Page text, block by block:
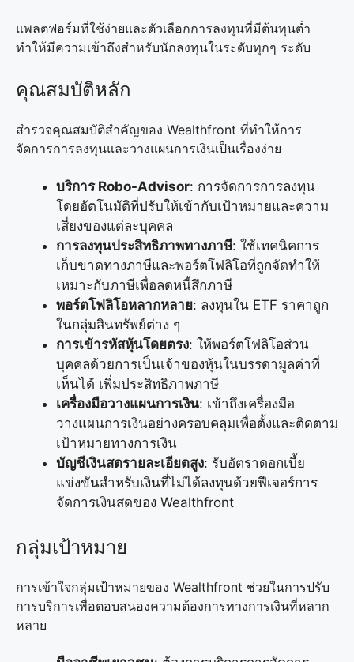
แพลตฟอร์มที่ใช้ง่ายและตัวเลือกการลงทุนที่มีต้นทุนต่ำ
ทำให้มีความเข้าถึงสำหรับนักลงทุนในระดับทุกๆ ระดับ
คุณสมบัติหลัก
สำรวจคุณสมบัติสำคัญของ Wealthfront ที่ทำให้การ
จัดการการลงทุนและวางแผนการเงินเป็นเรื่องง่าย
บริการ Robo-Advisor: การจัดการการลงทุน
โดยอัตโนมัติที่ปรับให้เข้ากับเป้าหมายและความ
เสี่ยงของแต่ละบุคคล
การลงทุนประสิทธิภาพทางภาษี: ใช้เทคนิคการ
เก็บขาดทางภาษีและพอร์ตโฟลิโอที่ถูกจัดทำให้
เหมาะกับภาษีเพื่อลดหนี้สึกภาษี
พอร์ตโฟลิโอหลากหลาย: ลงทุนใน ETF ราคาถูก
ในกลุ่มสินทรัพย์ต่าง ๆ
การเข้ารหัสหุ้นโดยตรง: ให้พอร์ตโฟลิโอส่วน
บุคคลด้วยการเป็นเจ้าของหุ้นในบรรดามูลค่าที่
เห็นได้ เพิ่มประสิทธิภาพภาษี
เครื่องมือวางแผนการเงิน: เข้าถึงเครื่องมือ
วางแผนการเงินอย่างครอบคลุมเพื่อตั้งและติดตาม
เป้าหมายทางการเงิน
บัญชีเงินสดรายละเอียดสูง: รับอัตราดอกเบี้ย
แข่งขันสำหรับเงินที่ไม่ได้ลงทุนด้วยฟีเจอร์การ
จัดการเงินสดของ Wealthfront
กลุ่มเป้าหมาย
การเข้าใจกลุ่มเป้าหมายของ Wealthfront ช่วยในการปรับ
การบริการเพื่อตอบสนองความต้องการทางการเงินที่หลาก
หลาย